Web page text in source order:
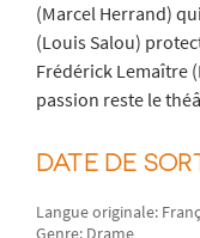
(Marcel Herrand)
(Louis Salou)
Frédérick Lemaître
passion reste le
DATE DE
Langue originale:
Genre: Drame